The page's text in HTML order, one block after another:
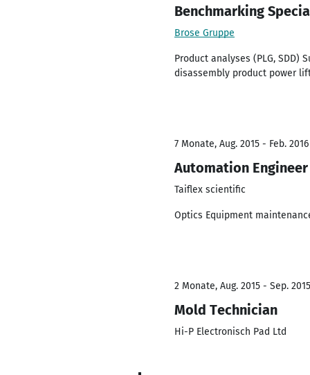
Benchmarking
Brose Gruppe
Product analyses (PLG,
disassembly product power
7 Monate, Aug. 2015 - Feb. 2016
Automation Engineer
Taiflex scientific
Optics Equipment
2 Monate, Aug. 2015 - Sep. 2015
Mold Technician
Hi-P Electronisch Pad Ltd